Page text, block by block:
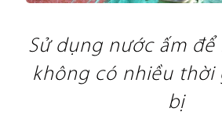
Sử dụng nước ấm
không có nhiều thời
bị